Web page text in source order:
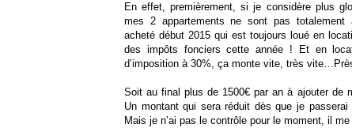
En effet, premièrement, si je considère plus
mes 2 appartements ne sont pas totalement
acheté début 2015 qui est toujours loué en
des impôts fonciers cette année ! Et en
d’imposition à 30%, ça monte vite, très
Soit au final plus de 1500€ par an à ajouter de
Un montant qui sera réduit dès que je
Mais je n’ai pas le contrôle pour le moment, il